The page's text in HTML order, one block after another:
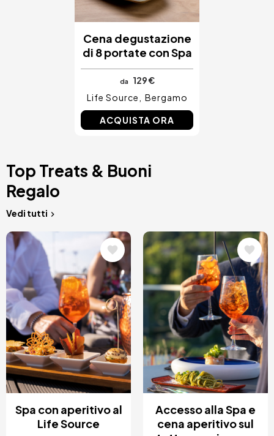
Cena degustazione
di 8 portate con Spa
da
129 €
Life Source
Bergamo
ACQUISTA ORA
Top Treats & Buoni
Regalo
Vedi tutti
Immagine
Spa con aperitivo al
Life Source
Immagine
Accesso alla Spa e
cena aperitivo sul